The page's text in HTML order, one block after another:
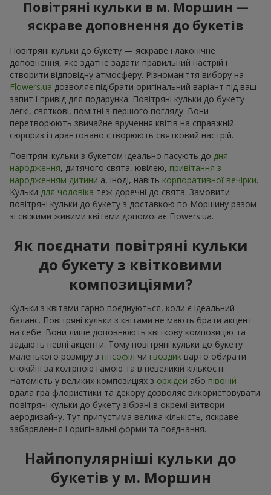
Повітряні кульки в м. Моршин —
яскраве доповнення до букетів
Повітряні кульки до букету — яскраве і лаконічне
доповнення, яке здатне задати правильний настрій і
створити відповідну атмосферу. Різноманіття вибору на
Flowers.ua дозволяє підібрати оригінальний варіант під ваш
запит і привід для подарунка. Повітряні кульки до букету —
легкі, святкові, помітні з першого погляду. Вони
перетворюють звичайне вручення квітів на справжній
сюрприз і гарантовано створюють святковий настрій.
Повітряні кульки з букетом ідеально пасують до дня
народження, дитячого свята, ювілею, привітання з
народженням дитини а, іноді, навіть корпоративної вечірки.
Кульки для чоловіка теж доречні до свята. Замовити
повітряні кульки до букету з доставкою по Моршину разом
зі свіжими живими квітами допомогає Flowers.ua.
Як поєднати повітряні кульки
до букету з квітковими
композиціями?
Кульки з квітами гарно поєднуються, коли є ідеальний
баланс. Повітряні кульки з квітами не мають брати акцент
на себе. Вони лише доповнюють квіткову композицію та
задають певні акценти. Тому повітряні кульки до букету
маленького розміру з гіпсофіл чи гвоздик варто обирати
спокійні за колірною гамою та в невеликій кількості.
Натомість у великих композиціях з орхідей або півоній
вдала гра флористики та декору дозволяє використовувати
повітряні кульки до букету зібрані в окремі витвори
аеродизайну. Тут припустима велика кількість, яскраве
забарвлення і оригінальні форми та поєднання.
Найпопулярніші кульки до
букетів у м. Моршин